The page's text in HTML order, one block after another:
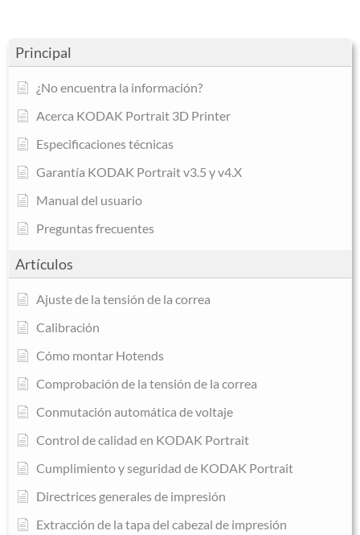
Principal
¿No encuentra la información?
Acerca KODAK Portrait 3D Printer
Especificaciones técnicas
Garantía KODAK Portrait v3.5 y v4.X
Manual del usuario
Preguntas frecuentes
Artículos
Ajuste de la tensión de la correa
Calibración
Cómo montar Hotends
Comprobación de la tensión de la correa
Conmutación automática de voltaje
Control de calidad en KODAK Portrait
Cumplimiento y seguridad de KODAK Portrait
Directrices generales de impresión
Extracción de la tapa del cabezal de impresión